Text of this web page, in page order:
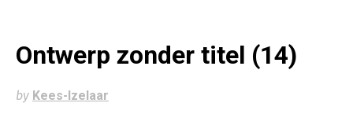
Ontwerp zonder titel (14)
by Kees-Izelaar